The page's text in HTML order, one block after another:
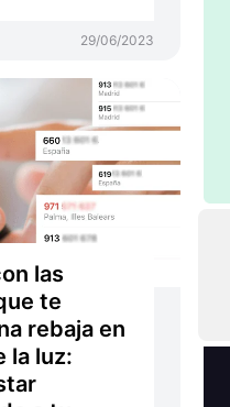
29/06/2023
las
te
rebaja en
la luz: